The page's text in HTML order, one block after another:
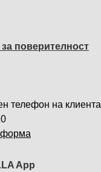
поверителност
телефон на клиента
форма
App